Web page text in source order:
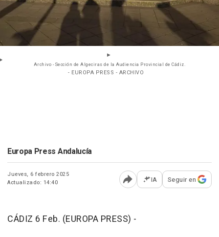
Archivo - Sección de Algeciras de la Audiencia Provincial de Cádiz.
- EUROPA PRESS - ARCHIVO
Europa Press Andalucía
Jueves, 6 febrero 2025
Actualizado: 14:40
Abrir opciones para
IA Seguir en
CÁDIZ 6 Feb. (EUROPA PRESS) -